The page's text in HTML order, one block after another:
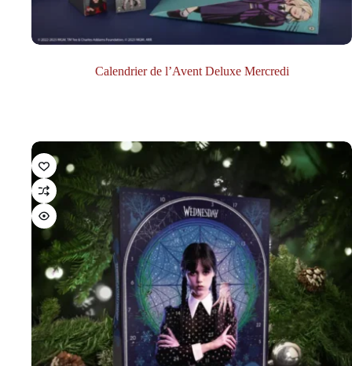
Calendrier de l’Avent Deluxe Mercredi